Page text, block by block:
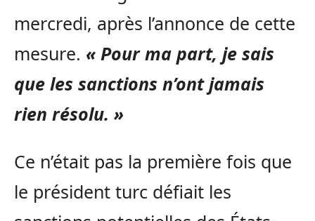
mercredi, après l’annonce de cette
mesure. « Pour ma part, je sais
que les sanctions n’ont jamais
rien résolu. »
Ce n’était pas la première fois que
le président turc défiait les